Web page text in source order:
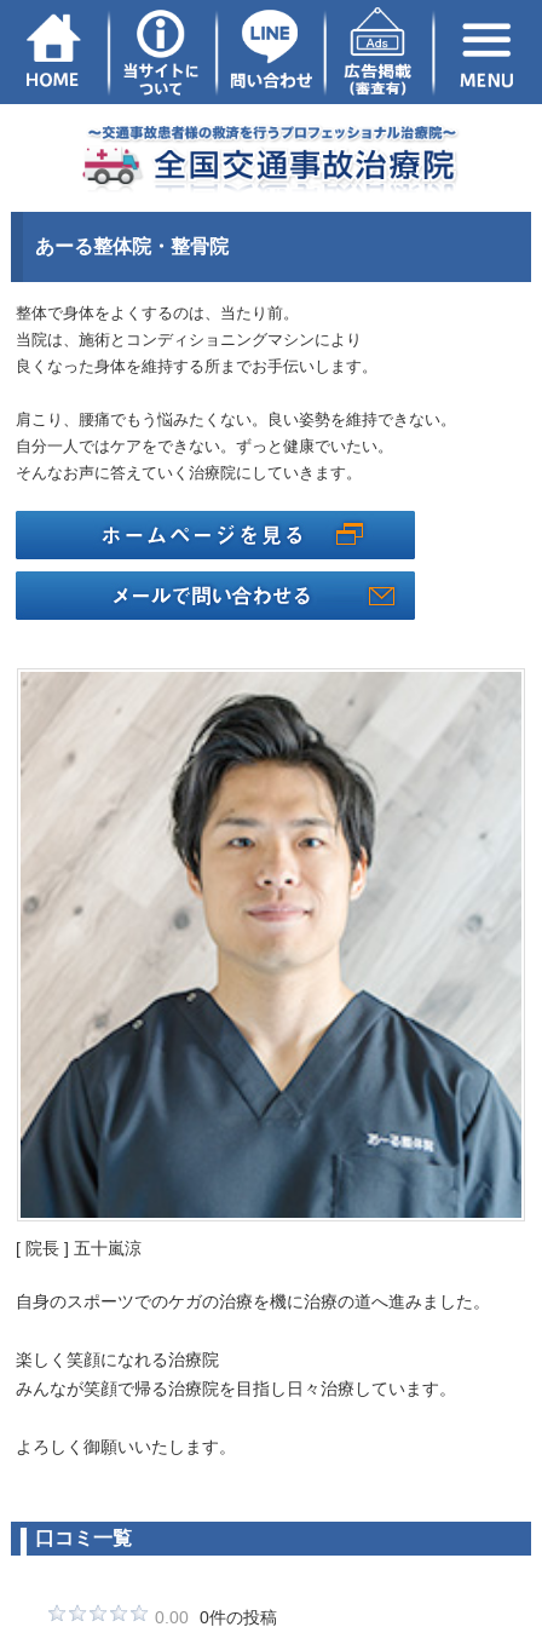
あーる整体院・整骨院
整体で身体をよくするのは、当たり前。
当院は、施術とコンディショニングマシンにより
良くなった身体を維持する所までお手伝いします。
肩こり、腰痛でもう悩みたくない。良い姿勢を維持できない。
自分一人ではケアをできない。ずっと健康でいたい。
そんなお声に答えていく治療院にしていきます。
[ 院長 ] 五十嵐涼
自身のスポーツでのケガの治療を機に治療の道へ進みました。
楽しく笑顔になれる治療院
みんなが笑顔で帰る治療院を目指し日々治療しています。
よろしく御願いいたします。
口コミ一覧
0.00 0件の投稿